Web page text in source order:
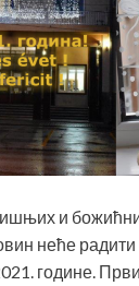
и
неће радити
године.